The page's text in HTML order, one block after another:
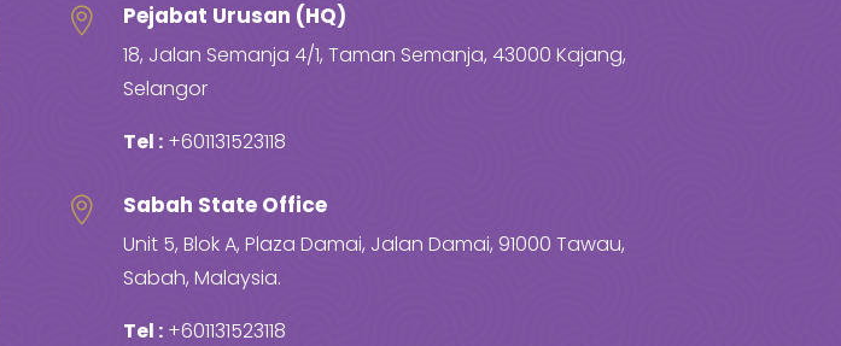
 Pejabat Urusan (HQ)
18, Jalan Semanja 4/1, Taman Semanja, 43000 Kajang,
Selangor
Tel : +601131523118
 Sabah State Office
Unit 5, Blok A, Plaza Damai, Jalan Damai, 91000 Tawau,
Sabah, Malaysia.
Tel : +601131523118